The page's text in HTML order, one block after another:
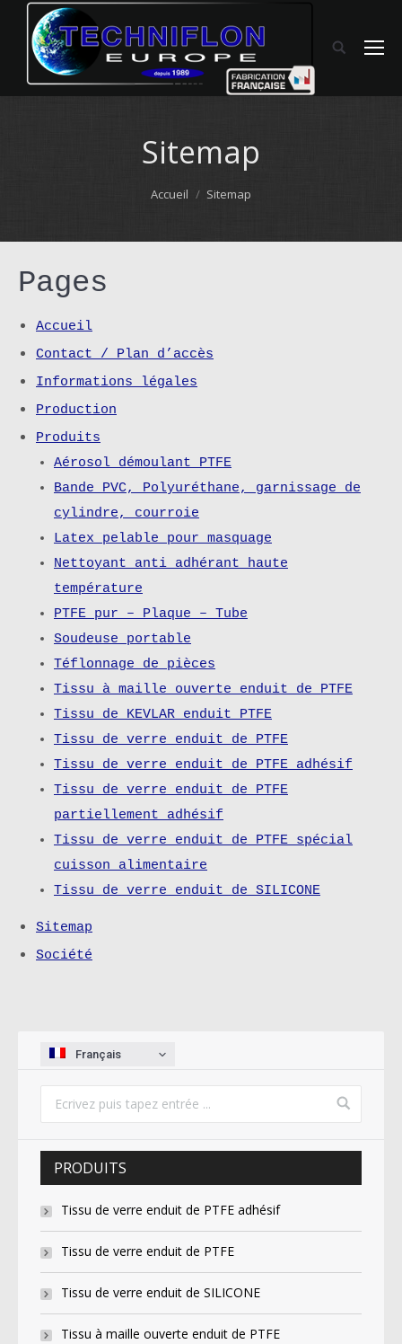
Sitemap
Accueil Sitemap
Pages
Accueil
Contact / Plan d’accès
Informations légales
Production
Produits
Aérosol démoulant PTFE
Bande PVC, Polyuréthane, garnissage de
cylindre, courroie
Latex pelable pour masquage
Nettoyant anti adhérant haute
température
PTFE pur – Plaque – Tube
Soudeuse portable
Téflonnage de pièces
Tissu à maille ouverte enduit de PTFE
Tissu de KEVLAR enduit PTFE
Tissu de verre enduit de PTFE
Tissu de verre enduit de PTFE adhésif
Tissu de verre enduit de PTFE
partiellement adhésif
Tissu de verre enduit de PTFE spécial
cuisson alimentaire
Tissu de verre enduit de SILICONE
Sitemap
Société
Français
PRODUITS
Tissu de verre enduit de PTFE adhésif
Tissu de verre enduit de PTFE
Tissu de verre enduit de SILICONE
Tissu à maille ouverte enduit de PTFE